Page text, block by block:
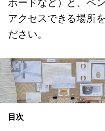
ボードなど）と、ペ
アクセスできる場所
ださい。
目次